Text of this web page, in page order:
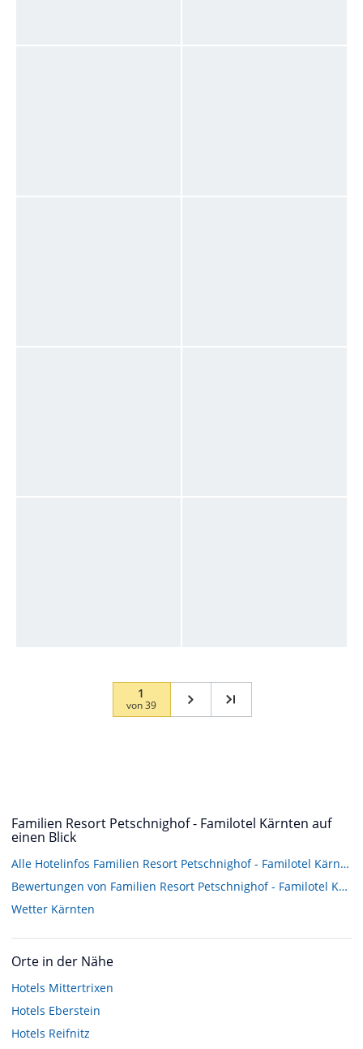
1
von39
Familien Resort Petschnighof - Familotel Kärnten auf
einen Blick
Alle Hotelinfos Familien Resort Petschnighof - Familotel Kärnten
Bewertungen von Familien Resort Petschnighof - Familotel Kärnten
Wetter Kärnten
Orte in der Nähe
Hotels Mittertrixen
Hotels Eberstein
Hotels Reifnitz